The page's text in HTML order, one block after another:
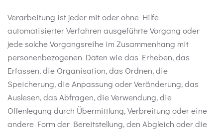
Verarbeitung ist jeder mit oder ohne Hilfe
automatisierter Verfahren ausgeführte Vorgang oder
jede solche Vorgangsreihe im Zusammenhang mit
personenbezogenen Daten wie das Erheben, das
Erfassen, die Organisation, das Ordnen, die
Speicherung, die Anpassung oder Veränderung, das
Auslesen, das Abfragen, die Verwendung, die
Offenlegung durch Übermittlung, Verbreitung oder eine
andere Form der Bereitstellung, den Abgleich oder die